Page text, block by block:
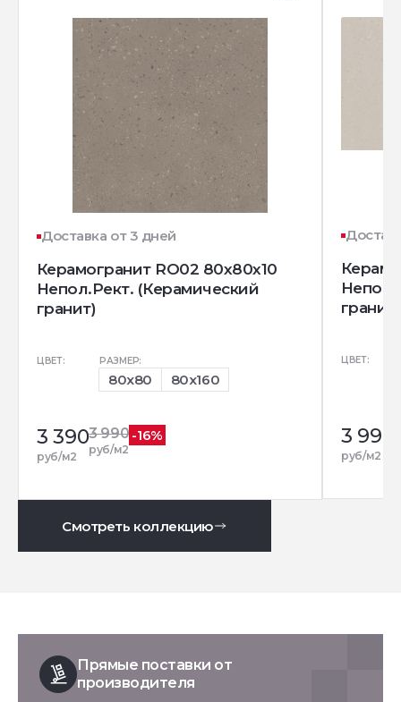
Доставка от 3 дней
Керамогранит RO02 80x80x10
Непол.Рект. (Керамический
гранит)
ЦВЕТ: РАЗМЕР:
80x80 80x160
3 390
руб/м2
3 990
руб/м2
-16%
гранит)
ЦВЕТ:
3 990
руб/м2
Смотреть коллекцию
Прямые поставки от
производителя